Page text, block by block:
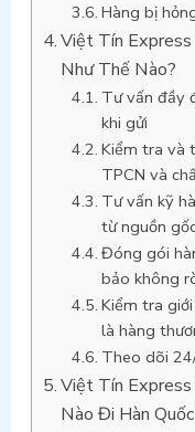
Hàng bị
Việt Tín
Như Thế Nào?
Tư vấn đầy
khi gửi
Kiểm tra và
TPCN và
Tư vấn kỹ
từ nguồn
Đóng gói
bảo không
Kiểm tra
là hàng
Theo dõi
Việt Tín Express
Nào Đi Hàn